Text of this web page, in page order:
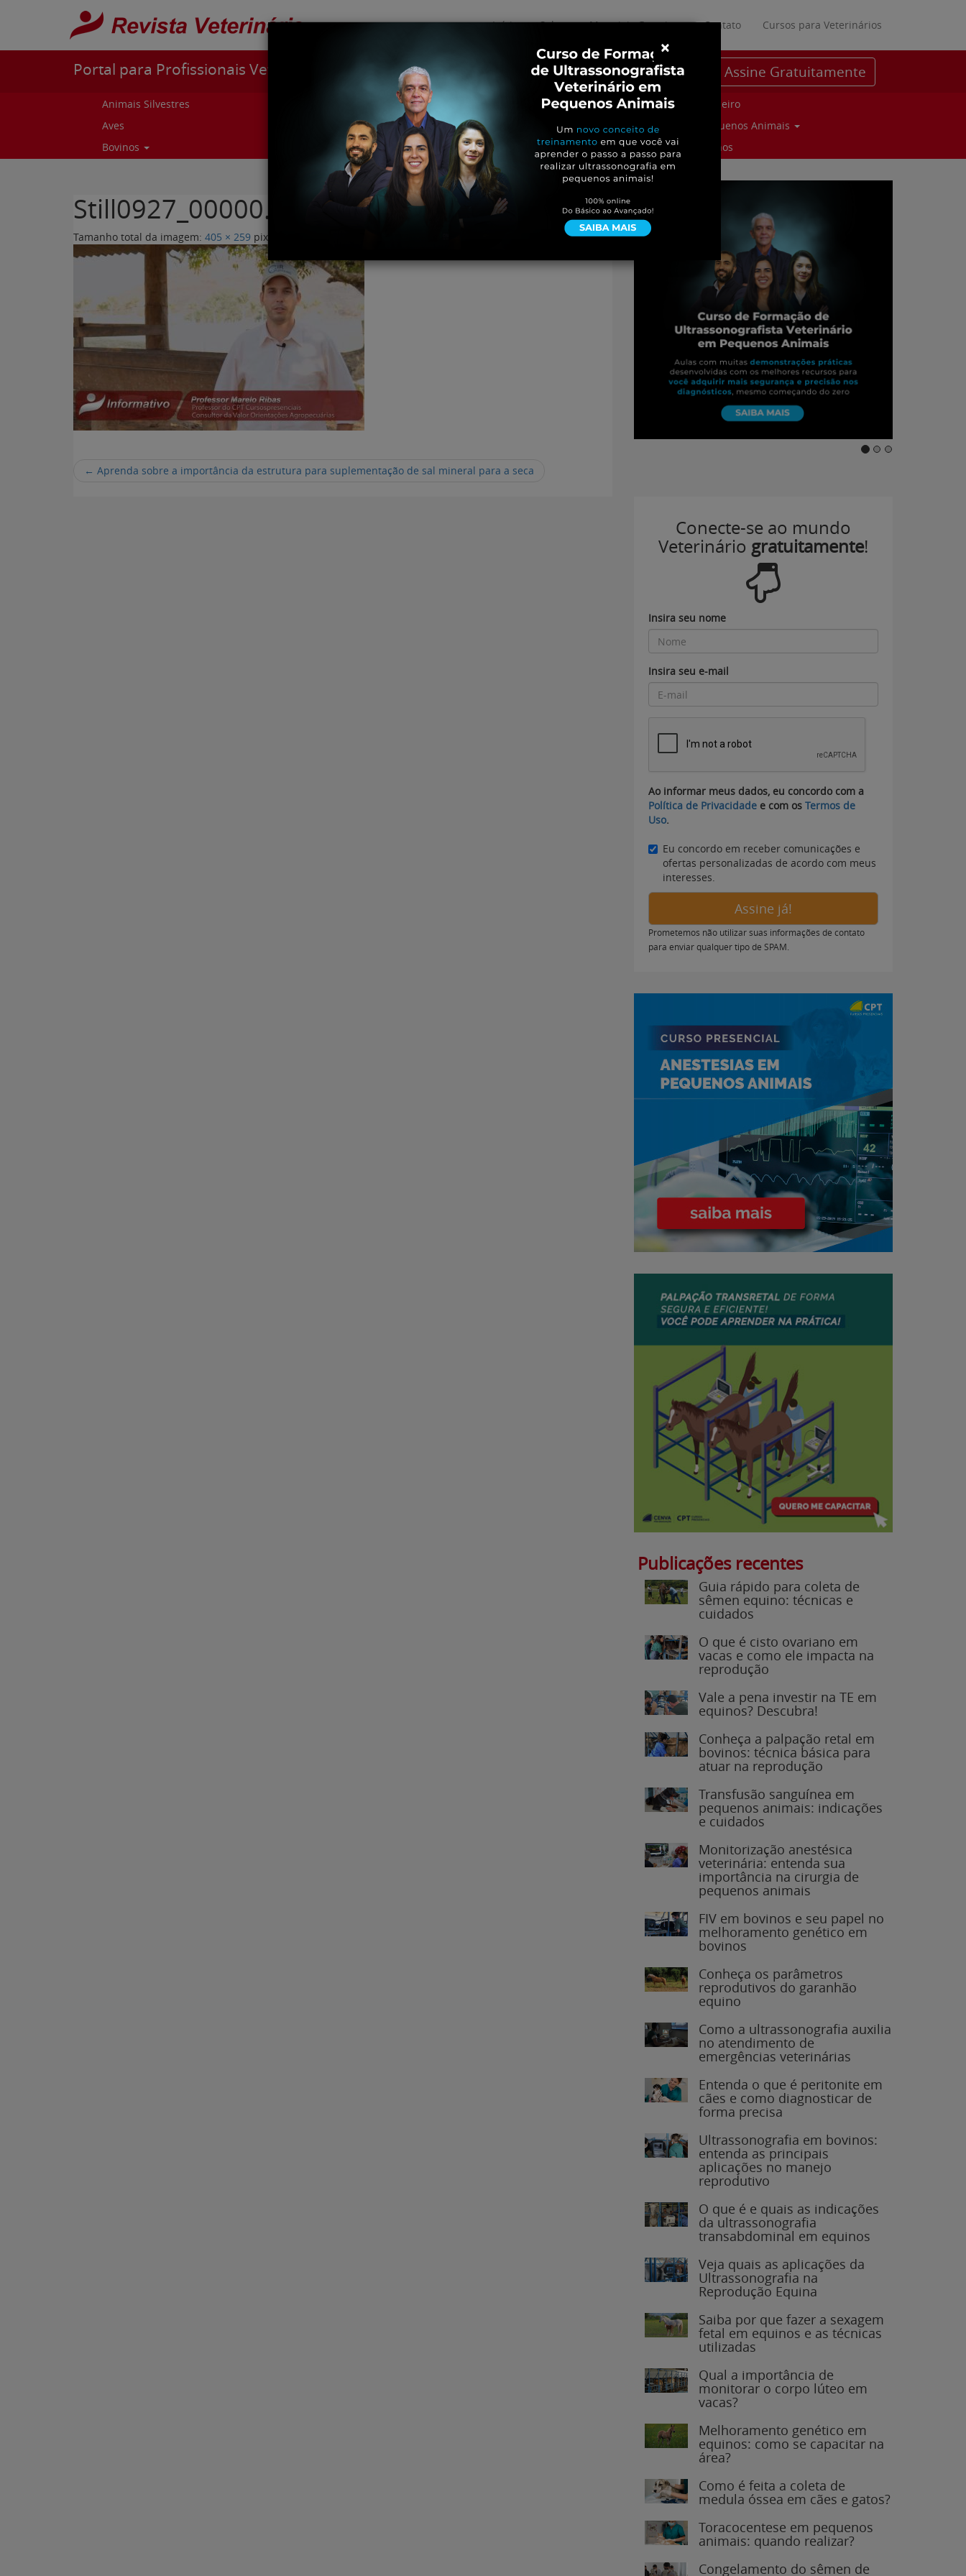
Pular para o conteúdo
Início Sobre Materiais Gratuitos Contato Cursos para Veterinários
Portal para Profissionais Veterinários Assine Gratuitamente
Animais Silvestres
Aves
Bovinos
Curiosidades
Cursos e Eventos
Entrevistas
Genética e Tecnologia
Parceiro
Pequenos Animais
Suinos
Still0927_00000.jpg
Tamanho total da imagem: 405 × 259 pixels
← Aprenda sobre a importância da estrutura para suplementação de sal mineral para a seca
Conecte-se ao mundo
Veterinário gratuitamente!
Insira seu nome
Insira seu e-mail
Ao informar meus dados, eu concordo com a
Política de Privacidade e com os Termos de
Uso.
Eu concordo em receber comunicações e
ofertas personalizadas de acordo com meus
interesses.
Assine já!
Prometemos não utilizar suas informações de contato
para enviar qualquer tipo de SPAM.
Publicações recentes
Guia rápido para coleta de
sêmen equino: técnicas e
cuidados
O que é cisto ovariano em
vacas e como ele impacta na
reprodução
Vale a pena investir na TE em
equinos? Descubra!
Conheça a palpação retal em
bovinos: técnica básica para
atuar na reprodução
Transfusão sanguínea em
pequenos animais: indicações
e cuidados
Monitorização anestésica
veterinária: entenda sua
importância na cirurgia de
pequenos animais
FIV em bovinos e seu papel no
melhoramento genético em
bovinos
Conheça os parâmetros
reprodutivos do garanhão
equino
Como a ultrassonografia auxilia
no atendimento de
emergências veterinárias
Entenda o que é peritonite em
cães e como diagnosticar de
forma precisa
Ultrassonografia em bovinos:
entenda as principais
aplicações no manejo
reprodutivo
O que é e quais as indicações
da ultrassonografia
transabdominal em equinos
Veja quais as aplicações da
Ultrassonografia na
Reprodução Equina
Saiba por que fazer a sexagem
fetal em equinos e as técnicas
utilizadas
Qual a importância de
monitorar o corpo lúteo em
vacas?
Melhoramento genético em
equinos: como se capacitar na
área?
Como é feita a coleta de
medula óssea em cães e gatos?
Toracocentese em pequenos
animais: quando realizar?
Congelamento do sêmen de
×